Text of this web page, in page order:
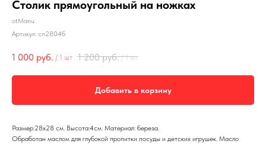
Столик прямоугольный на ножках
otManu
Артикул: сп2804б
1 000 руб. / 1 шт 1 200 руб. / 1 шт
Добавить в корзину
Размер:28х28 см. Высота:4см. Материал: береза.
Обработан маслом для глубокой пропитки посуды и детских игрушек. Масло